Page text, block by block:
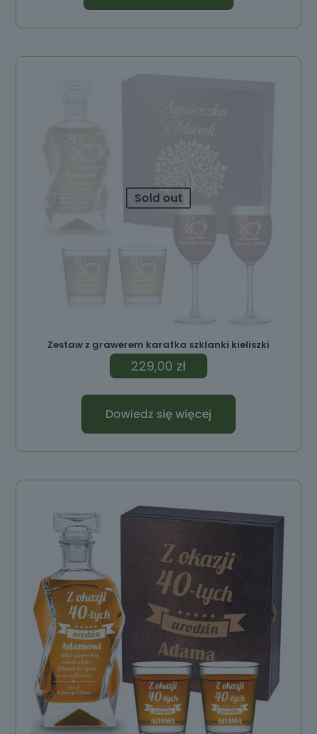
Sold out
Zestaw z grawerem karafka szklanki kieliszki
229,00 zł
Dowiedz się więcej